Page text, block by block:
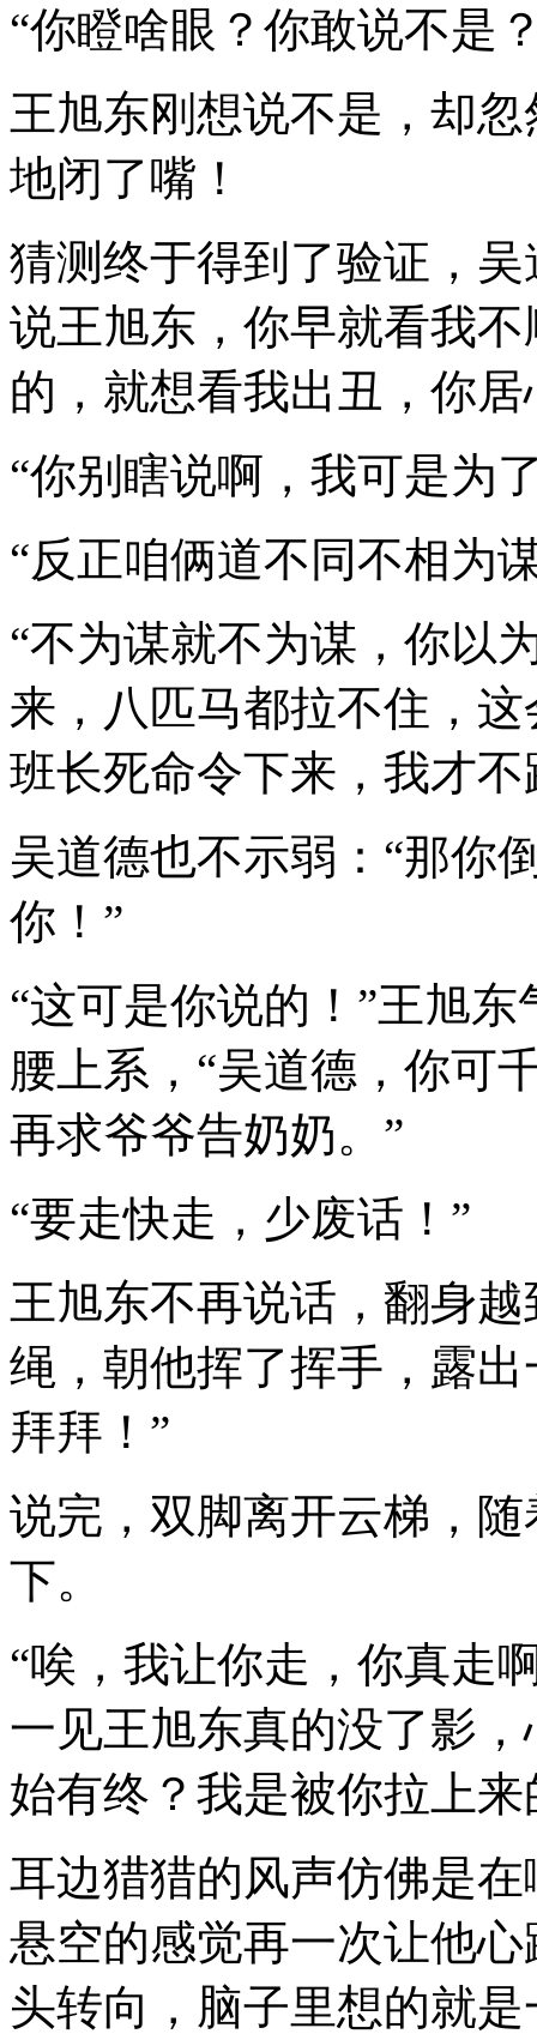
“你瞪啥眼？你敢说不是
王旭东刚想说不是，却
地闭了嘴！
猜测终于得到了验证，
说王旭东，你早就看我
的，就想看我出丑，你居
“你别瞎说啊，我可是为
“反正咱俩道不同不相为
“不为谋就不为谋，你以
来，八匹马都拉不住，
班长死命令下来，我才
吴道德也不示弱：“那你
你！”
“这可是你说的！”王旭
腰上系，“吴道德，你可
再求爷爷告奶奶。”
“要走快走，少废话！”
王旭东不再说话，翻身
绳，朝他挥了挥手，露
拜拜！”
说完，双脚离开云梯，
下。
“唉，我让你走，你真走
一见王旭东真的没了影
始有终？我是被你拉上
耳边猎猎的风声仿佛是
悬空的感觉再一次让他
头转向，脑子里想的就